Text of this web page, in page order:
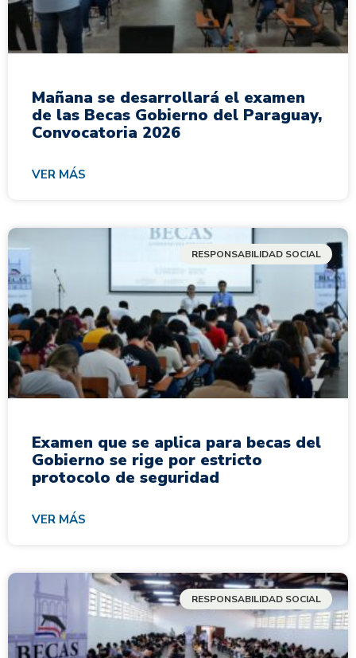
Mañana se desarrollará el examen
de las Becas Gobierno del Paraguay,
Convocatoria 2026
VER MÁS
RESPONSABILIDAD SOCIAL
Examen que se aplica para becas del
Gobierno se rige por estricto
protocolo de seguridad
VER MÁS
RESPONSABILIDAD SOCIAL